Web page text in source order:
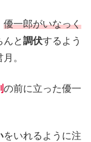
優一郎がいなっく
んと調伏するよう
。
の前に立った優一
をいれるように注